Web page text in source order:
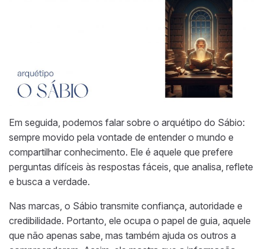
Em seguida, podemos falar sobre o arquétipo do Sábio:
sempre movido pela vontade de entender o mundo e
compartilhar conhecimento. Ele é aquele que prefere
perguntas difíceis às respostas fáceis, que analisa, reflete
e busca a verdade.
Nas marcas, o Sábio transmite confiança, autoridade e
credibilidade. Portanto, ele ocupa o papel de guia, aquele
que não apenas sabe, mas também ajuda os outros a